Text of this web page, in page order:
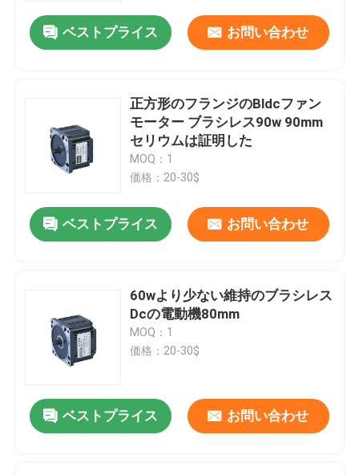
ベストプライス お問い合わせ
正方形のフランジのBldcファン
モーター ブラシレス90w 90mm
セリウムは証明した
MOQ：1
価格：20-30$
ベストプライス お問い合わせ
60wより少ない維持のブラシレス
Dcの電動機80mm
MOQ：1
価格：20-30$
ベストプライス お問い合わせ